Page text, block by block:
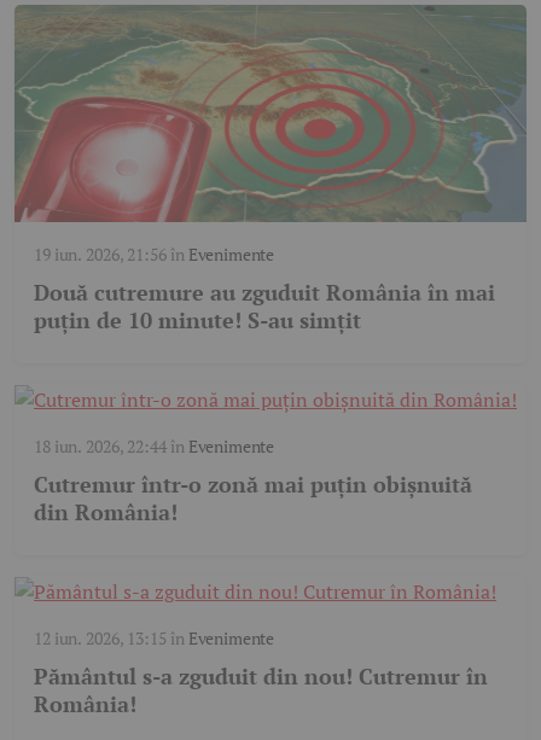
19 iun. 2026, 21:56în Evenimente
Două cutremure au zguduit România în mai
puțin de 10 minute! S-au simțit
18 iun. 2026, 22:44în Evenimente
Cutremur într-o zonă mai puțin obișnuită
din România!
12 iun. 2026, 13:15 în Evenimente
Pământul s-a zguduit din nou! Cutremur în
România!